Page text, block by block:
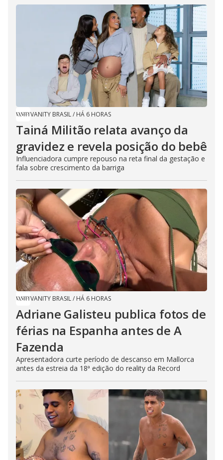
VANITY BRASIL/ HÁ 6 HORAS
Tainá Militão relata avanço da
gravidez e revela posição do bebê
Influenciadora cumpre repouso na reta final da gestação e
fala sobre crescimento da barriga
VANITY BRASIL/ HÁ 6 HORAS
Adriane Galisteu publica fotos de
férias na Espanha antes de A
Fazenda
Apresentadora curte período de descanso em Mallorca
antes da estreia da 18ª edição do reality da Record